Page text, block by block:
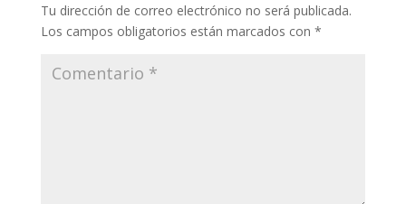
Tu dirección de correo electrónico no será publicada.
Los campos obligatorios están marcados con *